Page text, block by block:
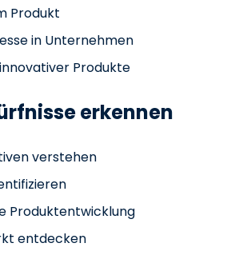
Produkt
in Unternehmen
Produkte
erkennen
verstehen
Produktentwicklung
entdecken